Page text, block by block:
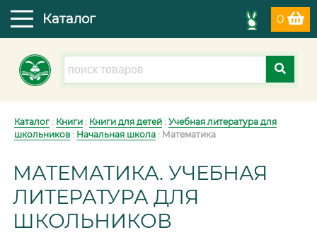
0
Каталог
Каталог: Книги : Книги для детей : Учебная литература для
школьников : Начальная школа : Математика
МАТЕМАТИКА. УЧЕБНАЯ
ЛИТЕРАТУРА ДЛЯ
ШКОЛЬНИКОВ